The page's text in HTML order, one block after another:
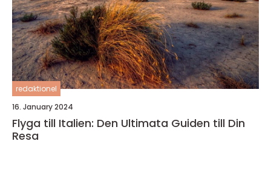
redaktionel
16. January 2024
Flyga till Italien: Den Ultimata Guiden till Din
Resa